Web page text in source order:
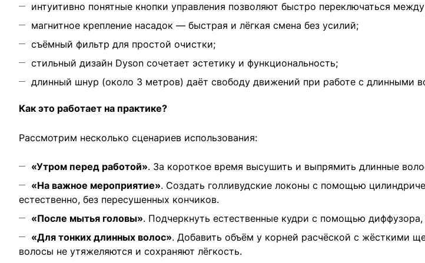
интуитивно понятные кнопки управления позволяют быстро переключаться
магнитное крепление насадок — быстрая и лёгкая смена без усилий;
съёмный фильтр для простой очистки;
стильный дизайн Dyson сочетает эстетику и функциональность;
длинный шнур (около 3 метров) даёт свободу движений при работе с длинными
Как это работает на практике?
Рассмотрим несколько сценариев использования:
«Утром перед работой». За короткое время высушить и выпрямить длинные
«На важное мероприятие». Создать голливудские локоны с помощью
естественно, без пересушенных кончиков.
«После мытья головы». Подчеркнуть естественные кудри с помощью
«Для тонких длинных волос». Добавить объём у корней расчёской с жёсткими
волосы не утяжеляются и сохраняют лёгкость.